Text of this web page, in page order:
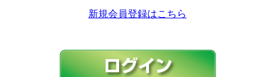
新規会員登録はこちら